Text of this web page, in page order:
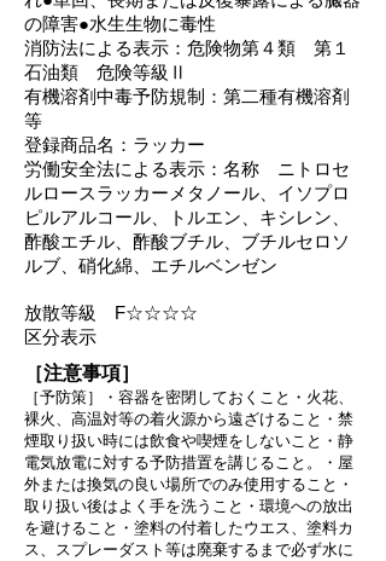
の障害●水生生物に毒性
消防法による表示：危険物第４類 第１
石油類 危険等級Ⅱ
有機溶剤中毒予防規制：第二種有機溶剤
等
登録商品名：ラッカー
労働安全法による表示：名称 ニトロセ
ルロースラッカーメタノール、イソプロ
ピルアルコール、トルエン、キシレン、
酢酸エチル、酢酸ブチル、ブチルセロソ
ルブ、硝化綿、エチルベンゼン
放散等級 F☆☆☆☆
​区分表示
［注意事項］
［予防策］・容器を密閉しておくこと・火花、
裸火、高温対等の着火源から遠ざけること ・禁
煙取り扱い時には飲食や喫煙をしないこと・静
電気放電に対する予防措置を講じること。・ 屋
外または換気の良い場所でのみ使用すること・
取り扱い後はよく手を洗うこと・環境への放出
を避けること・塗料の付着したウエス、塗料カ
ス、スプレーダスト等は廃棄するまで必ず水に